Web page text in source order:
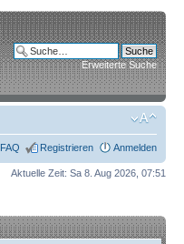
Erweiterte Suche
FAQ Registrieren Anmelden
Aktuelle Zeit: Sa 8. Aug 2026, 07:51